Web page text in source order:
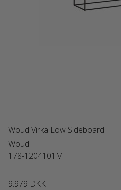
Woud Virka Low Sideboard
Woud
178-1204101M
9.979 DKK